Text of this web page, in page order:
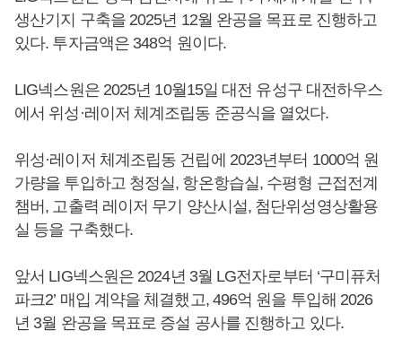
생산기지 구축을 2025년 12월 완공을 목표로 진행하고
있다. 투자금액은 348억 원이다.
LIG넥스원은 2025년 10월15일 대전 유성구 대전하우스
에서 위성·레이저 체계조립동 준공식을 열었다.
위성·레이저 체계조립동 건립에 2023년부터 1000억 원
가량을 투입하고 청정실, 항온항습실, 수평형 근접전계
챔버, 고출력 레이저 무기 양산시설, 첨단위성영상활용
실 등을 구축했다.
앞서 LIG넥스원은 2024년 3월 LG전자로부터 ‘구미퓨처
파크2’ 매입 계약을 체결했고, 496억 원을 투입해 2026
년 3월 완공을 목표로 증설 공사를 진행하고 있다.